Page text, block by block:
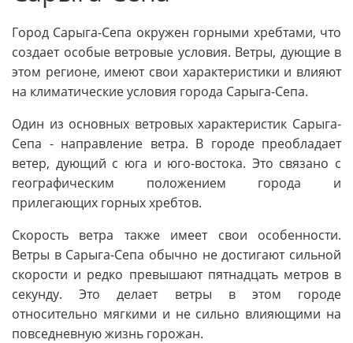
Город Сарыга-Сепа окружен горными хребтами, что
создает особые ветровые условия. Ветры, дующие в
этом регионе, имеют свои характеристики и влияют
на климатические условия города Сарыга-Сепа.
Один из основных ветровых характеристик Сарыга-
Сепа - направление ветра. В городе преобладает
ветер, дующий с юга и юго-востока. Это связано с
географическим положением города и
прилегающих горных хребтов.
Скорость ветра также имеет свои особенности.
Ветры в Сарыга-Сепа обычно не достигают сильной
скорости и редко превышают пятнадцать метров в
секунду. Это делает ветры в этом городе
относительно мягкими и не сильно влияющими на
повседневную жизнь горожан.